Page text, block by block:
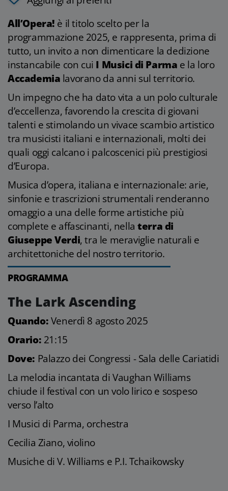
All’Opera! è il titolo scelto per la
programmazione 2025, e rappresenta, prima di
tutto, un invito a non dimenticare la dedizione
instancabile con cui I Musici di Parma e la loro
Accademia lavorano da anni sul territorio.
Un impegno che ha dato vita a un polo culturale
d’eccellenza, favorendo la crescita di giovani
talenti e stimolando un vivace scambio artistico
tra musicisti italiani e internazionali, molti dei
quali oggi calcano i palcoscenici più prestigiosi
d’Europa.
Musica d’opera, italiana e internazionale: arie,
sinfonie e trascrizioni strumentali renderanno
omaggio a una delle forme artistiche più
complete e affascinanti, nellaterra di
Giuseppe Verdi, tra le meraviglie naturali e
architettoniche del nostro territorio.
PROGRAMMA
The Lark Ascending
Quando:Venerdì 8 agosto 2025
Orario: 21:15
Dove: Palazzo dei Congressi - Sala delle Cariatidi
La melodia incantata di Vaughan Williams
chiude il festival con un volo lirico e sospeso
verso l’alto
I Musici di Parma, orchestra
Cecilia Ziano, violino
Musiche di V. Williams e P.I. Tchaikowsky